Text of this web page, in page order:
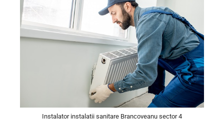
Instalator instalatii sanitare Brancoveanu sector 4